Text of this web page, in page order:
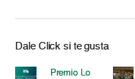
Dale Click si te gusta
Premio Lo